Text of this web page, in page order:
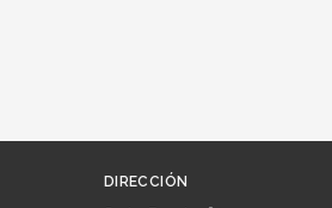
DIRECCIÓN